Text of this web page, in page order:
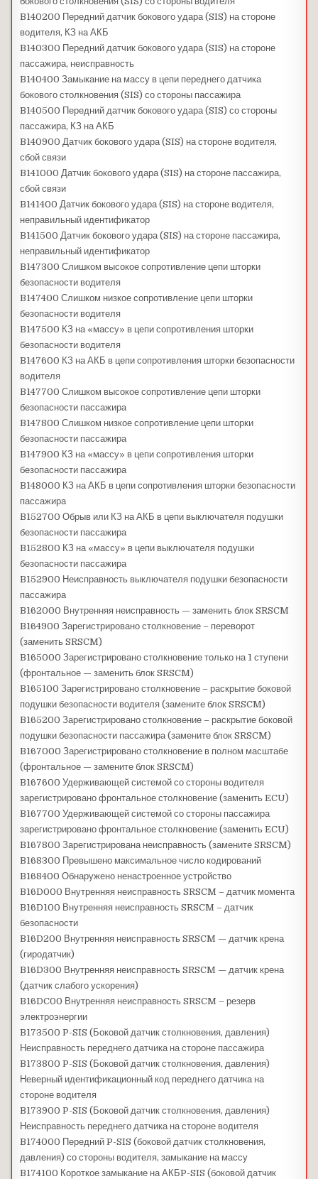
B140200 Передний датчик бокового удара (SIS) на стороне
водителя, КЗ на АКБ
B140300 Передний датчик бокового удара (SIS) на стороне
пассажира, неисправность
B140400 Замыкание на массу в цепи переднего датчика
бокового столкновения (SIS) со стороны пассажира
B140500 Передний датчик бокового удара (SIS) со стороны
пассажира, КЗ на АКБ
B140900 Датчик бокового удара (SIS) на стороне водителя,
сбой связи
B141000 Датчик бокового удара (SIS) на стороне пассажира,
сбой связи
B141400 Датчик бокового удара (SIS) на стороне водителя,
неправильный идентификатор
B141500 Датчик бокового удара (SIS) на стороне пассажира,
неправильный идентификатор
B147300 Слишком высокое сопротивление цепи шторки
безопасности водителя
B147400 Слишком низкое сопротивление цепи шторки
безопасности водителя
B147500 КЗ на «массу» в цепи сопротивления шторки
безопасности водителя
B147600 КЗ на АКБ в цепи сопротивления шторки безопасности
водителя
B147700 Слишком высокое сопротивление цепи шторки
безопасности пассажира
B147800 Слишком низкое сопротивление цепи шторки
безопасности пассажира
B147900 КЗ на «массу» в цепи сопротивления шторки
безопасности пассажира
B148000 КЗ на АКБ в цепи сопротивления шторки безопасности
пассажира
B152700 Обрыв или КЗ на АКБ в цепи выключателя подушки
безопасности пассажира
B152800 КЗ на «массу» в цепи выключателя подушки
безопасности пассажира
B152900 Неисправность выключателя подушки безопасности
пассажира
B162000 Внутренняя неисправность — заменить блок SRSCM
B164900 Зарегистрировано столкновение – переворот
(заменить SRSCM)
B165000 Зарегистрировано столкновение только на 1 ступени
(фронтальное — заменить блок SRSCM)
B165100 Зарегистрировано столкновение – раскрытие боковой
подушки безопасности водителя (замените блок SRSCM)
B165200 Зарегистрировано столкновение – раскрытие боковой
подушки безопасности пассажира (замените блок SRSCM)
B167000 Зарегистрировано столкновение в полном масштабе
(фронтальное — замените блок SRSCM)
B167600 Удерживающей системой со стороны водителя
зарегистрировано фронтальное столкновение (заменить ECU)
B167700 Удерживающей системой со стороны пассажира
зарегистрировано фронтальное столкновение (заменить ECU)
B167800 Зарегистрирована неисправность (замените SRSCM)
B168300 Превышено максимальное число кодирований
B168400 Обнаружено ненастроенное устройство
B16D000 Внутренняя неисправность SRSCM – датчик момента
B16D100 Внутренняя неисправность SRSCM – датчик
безопасности
B16D200 Внутренняя неисправность SRSCM — датчик крена
(гиродатчик)
B16D300 Внутренняя неисправность SRSCM — датчик крена
(датчик слабого ускорения)
B16DC00 Внутренняя неисправность SRSCM – резерв
электроэнергии
B173500 P-SIS (Боковой датчик столкновения, давления)
Неисправность переднего датчика на стороне пассажира
B173800 P-SIS (Боковой датчик столкновения, давления)
Неверный идентификационный код переднего датчика на
стороне водителя
B173900 P-SIS (Боковой датчик столкновения, давления)
Неисправность переднего датчика на стороне водителя
B174000 Передний P-SIS (боковой датчик столкновения,
давления) со стороны водителя, замыкание на массу
B174100 Короткое замыкание на АКБP-SIS (боковой датчик